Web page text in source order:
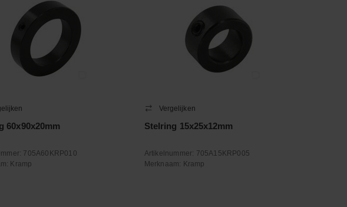
60x90x20mm
705A60KRP010
Kramp
Vergelijken
Stelring 15x25x12mm
Artikelnummer: 705A15KRP005
Merknaam: Kramp